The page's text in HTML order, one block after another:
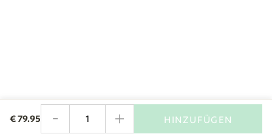
€79.95 - + HINZUFÜGEN